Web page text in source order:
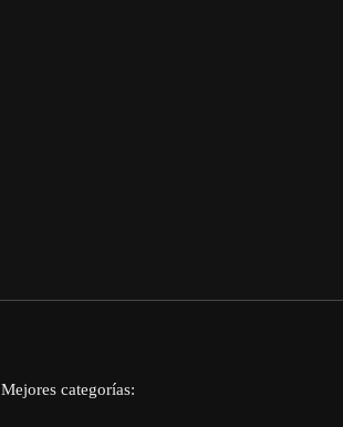
Mejores categorías: